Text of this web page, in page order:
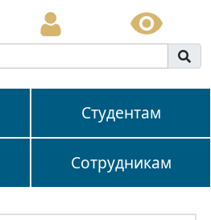
Студентам
Сотрудникам